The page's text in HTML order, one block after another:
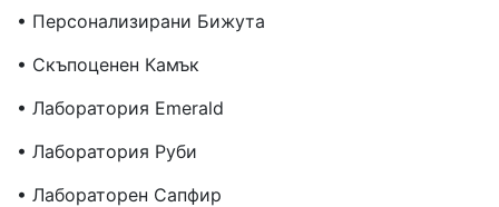
• Персонализирани Бижута
• Скъпоценен Камък
• Лаборатория Emerald
• Лаборатория Руби
• Лабораторен Сапфир